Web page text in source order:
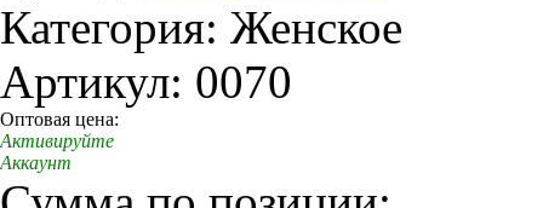
Категория: Женское
Артикул: 0070
Оптовая цена:
Активируйте
Аккаунт